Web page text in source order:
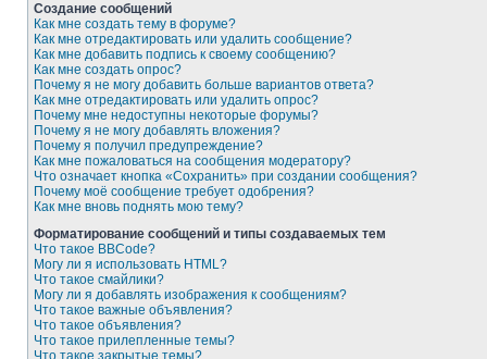
Создание сообщений
Как мне создать тему в форуме?
Как мне отредактировать или удалить сообщение?
Как мне добавить подпись к своему сообщению?
Как мне создать опрос?
Почему я не могу добавить больше вариантов ответа?
Как мне отредактировать или удалить опрос?
Почему мне недоступны некоторые форумы?
Почему я не могу добавлять вложения?
Почему я получил предупреждение?
Как мне пожаловаться на сообщения модератору?
Что означает кнопка «Сохранить» при создании сообщения?
Почему моё сообщение требует одобрения?
Как мне вновь поднять мою тему?
Форматирование сообщений и типы создаваемых тем
Что такое BBCode?
Могу ли я использовать HTML?
Что такое смайлики?
Могу ли я добавлять изображения к сообщениям?
Что такое важные объявления?
Что такое объявления?
Что такое прилепленные темы?
Что такое закрытые темы?